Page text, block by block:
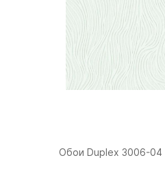
Обои Duplex 3006-04